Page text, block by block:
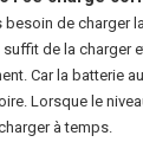
besoin de charger
suffit de la charger
Car la batterie
Lorsque le
à temps.